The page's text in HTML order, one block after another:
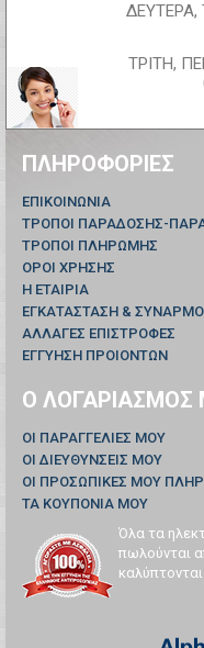
ΔΕΥΤΕΡΑ,
ΤΡΙΤΗ,
ΠΛΗΡΟΦΟΡΊΕΣ
ΕΠΙΚΟΙΝΩΝΊΑ
ΤΡΟΠΟΙ ΠΑΡΑΔΟΣΗΣ-
ΤΡΟΠΟΙ ΠΛΗΡΩΜΗΣ
ΟΡΟΙ ΧΡΗΣΗΣ
Η ΕΤΑΙΡΙΑ
ΕΓΚΑΤΑΣΤΑΣΗ &
ΑΛΛΑΓΕΣ ΕΠΙΣΤΡΟΦΕΣ
ΕΓΓΥΗΣΗ ΠΡΟΙΟΝΤΩΝ
Ο ΛΟΓΑΡΙΑΣΜΌΣ
ΟΙ ΠΑΡΑΓΓΕΛΊΕΣ ΜΟΥ
ΟΙ ΔΙΕΥΘΎΝΣΕΙΣ ΜΟΥ
ΟΙ ΠΡΟΣΩΠΙΚΈΣ ΜΟΥ
ΤΑ ΚΟΥΠΌΝΙΑ ΜΟΥ
Όλα τα
πωλούνται